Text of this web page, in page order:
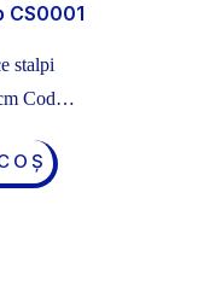
CS0001
stalpi
Cod…